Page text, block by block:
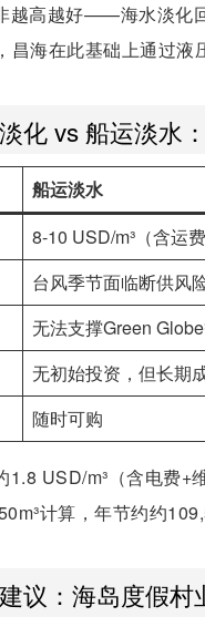
越高越好——海水淡化
昌海在此基础上通过液
化 vs 船运淡水
船运淡水
8-10 USD/m³（含运费
台风季节面临断供风
无法支撑Green
无初始投资，但长期
随时可购
1.8 USD/m³（含电费+
计算，年节约约
议：海岛度假村